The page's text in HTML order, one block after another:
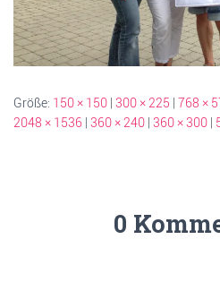
Größe: 150 × 150 | 300 × 225 | 768 ×
2048 × 1536 | 360 × 240 | 360 × 300 |
0